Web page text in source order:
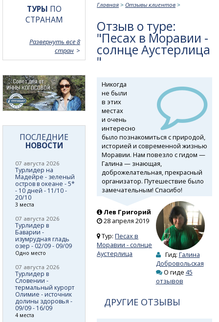
Главная > Отзывы клиентов >
Отзыв о туре:
"Песах в Моравии -
солнце Аустерлица
"
Никогда
не были
в этих
местах
и очень
интересно
было познакомиться с природой,
историей и современной жизнью
Моравии. Нам повезло с гидом —
Галина — знающая,
доброжелательная, прекрасный
организатор. Путешествие было
замечательным! Спасибо!
Лев Григорий
28 апреля 2019
Тур:Песах в
Моравии - солнце
Аустерлица
Гид: Галина
Добровольская
О гиде 45
отзывов
ДРУГИЕ ОТЗЫВЫ
ТУРЫ ПО
СТРАНАМ
Развернуть все 8
стран
ПОСЛЕДНИЕ
НОВОСТИ
07 августа 2026
Турлидер на
Мадейре - зеленый
остров в океане - 5*
- 10 дней - 11/10 -
20/10
3 места
07 августа 2026
Турлидер в
Баварии -
изумрудная гладь
озер - 02/09 - 09/09
Одно место
07 августа 2026
Турлидер в
Словении -
термальный курорт
Олимие - источник
долины здоровья -
09/09 - 16/09
4 места